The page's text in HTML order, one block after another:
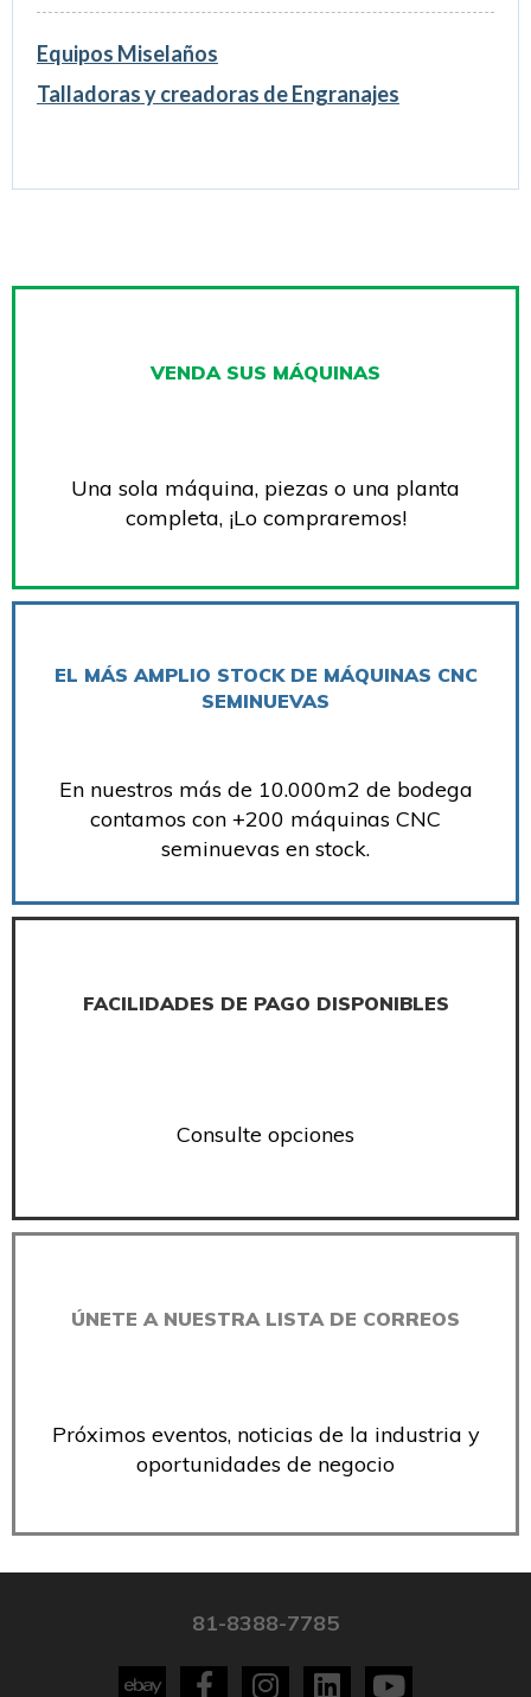
Equipos Miselaños
Talladoras y creadoras de Engranajes
VENDA SUS MÁQUINAS
Una sola máquina, piezas o una planta
completa, ¡Lo compraremos!
EL MÁS AMPLIO STOCK DE MÁQUINAS CNC
SEMINUEVAS
En nuestros más de 10.000m2 de bodega
contamos con +200 máquinas CNC
seminuevas en stock.
FACILIDADES DE PAGO DISPONIBLES
Consulte opciones
ÚNETE A NUESTRA LISTA DE CORREOS
Próximos eventos, noticias de la industria y
oportunidades de negocio
81-8388-7785